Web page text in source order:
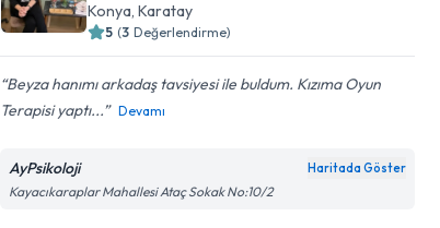
Konya, Karatay
5 (3 Değerlendirme)
Beyza hanımı arkadaş tavsiyesi ile buldum. Kızıma Oyun
Terapisi yaptı...
Devamı
AyPsikoloji Haritada Göster
Kayacıkaraplar Mahallesi Ataç Sokak No:10/2